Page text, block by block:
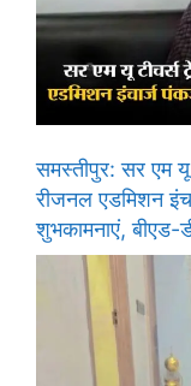
समस्तीपुर: सर एम
रीजनल एडमिशन
शुभकामनाएं, बीएड-